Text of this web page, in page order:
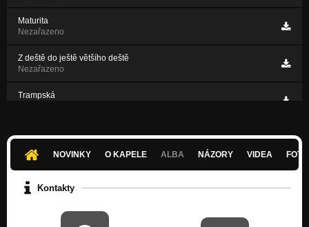
Maturita
Nezařazeno
Z deště do ještě většího deště
Nezařazeno
Trampská
NOVINKY O KAPELE ALBA NÁZORY VIDEA
Kontakty